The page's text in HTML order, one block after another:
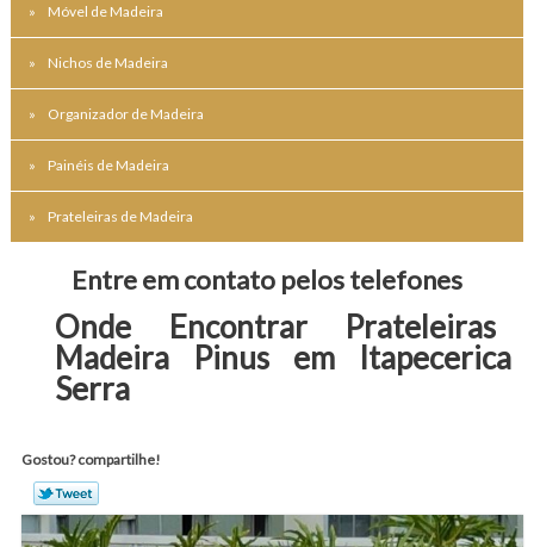
Móvel de Madeira
Nichos de Madeira
Organizador de Madeira
Painéis de Madeira
Prateleiras de Madeira
Entre em contato pelos telefones
Onde Encontrar Prateleiras
Madeira Pinus em Itapecerica
Serra
Gostou? compartilhe!